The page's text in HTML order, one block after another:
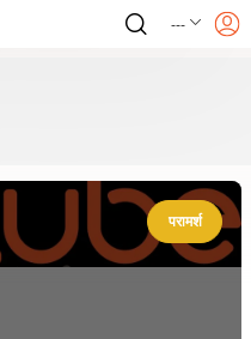
---
परामर्श